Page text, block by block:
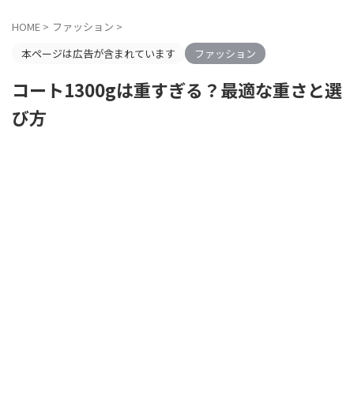
HOME > ファッション >
本ページは広告が含まれています
ファッション
コート1300gは重すぎる？最適な重さと選
び方